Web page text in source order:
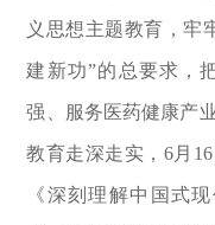
义思想主题教育，牢
建新功”的总要求，
强、服务医药健康产
教育走深走实，6月
《深刻理解中国式